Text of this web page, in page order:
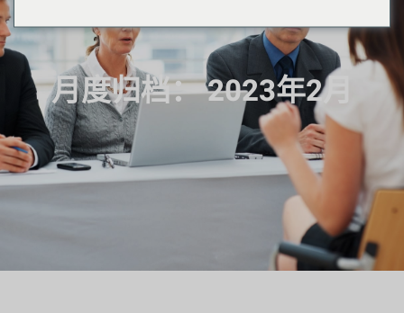
月度归档：2023年2月